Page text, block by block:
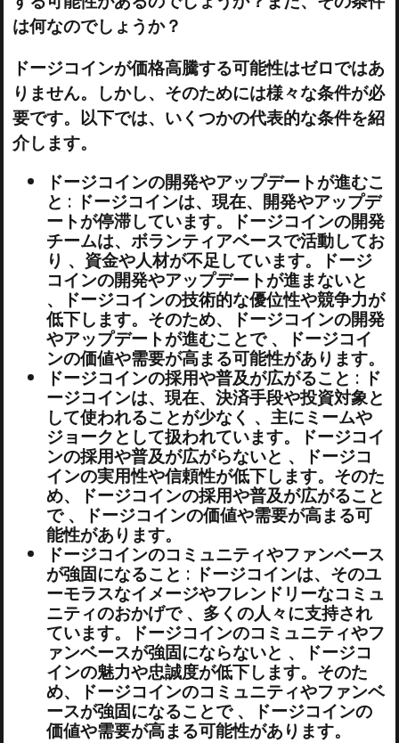
は何なのでしょうか？
ドージコインが価格高騰する可能性はゼロではあ
りません。しかし、そのためには様々な条件が必
要です。以下では、いくつかの代表的な条件を紹
介します。
ドージコインの開発やアップデートが進むこ
と : ドージコインは、現在、開発やアップデ
ートが停滞しています。ドージコインの開発
チームは、ボランティアベースで活動してお
り 、資金や人材が不足しています。ドージ
コインの開発やアップデートが進まないと
、ドージコインの技術的な優位性や競争力が
低下します。そのため、ドージコインの開発
やアップデートが進むことで 、ドージコイ
ンの価値や需要が高まる可能性があります。
ドージコインの採用や普及が広がること : ド
ージコインは、現在、決済手段や投資対象と
して使われることが少なく 、主にミームや
ジョークとして扱われています。ドージコイ
ンの採用や普及が広がらないと 、ドージコ
インの実用性や信頼性が低下します。そのた
め、ドージコインの採用や普及が広がること
で 、ドージコインの価値や需要が高まる可
能性があります。
ドージコインのコミュニティやファンベース
が強固になること : ドージコインは、そのユ
ーモラスなイメージやフレンドリーなコミュ
ニティのおかげで 、多くの人々に支持され
ています。ドージコインのコミュニティやフ
ァンベースが強固にならないと 、ドージコ
インの魅力や忠誠度が低下します。そのた
め、ドージコインのコミュニティやファンベ
ースが強固になることで 、ドージコインの
価値や需要が高まる可能性があります。